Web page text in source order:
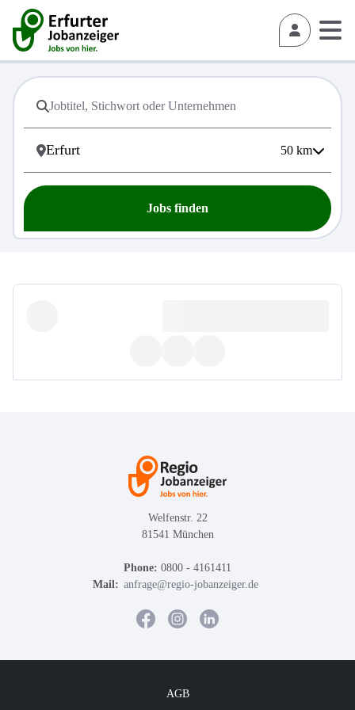
50 km
Jobs finden
Welfenstr. 22
81541 München
Phone: 0800 - 4161411
Mail: anfrage@regio-jobanzeiger.de
AGB